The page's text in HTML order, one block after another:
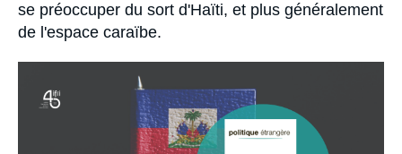
se préoccuper du sort d'Haïti, et plus généralement
de l'espace caraïbe.